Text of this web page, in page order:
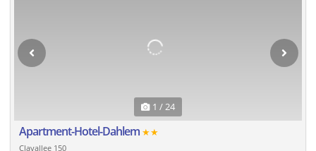
1 / 24
Apartment-Hotel-Dahlem ★★
Clayallee 150